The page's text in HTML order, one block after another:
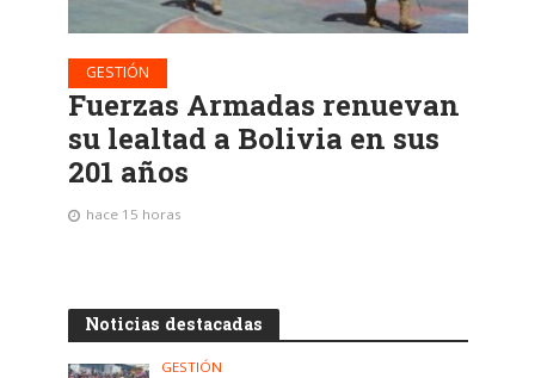
GESTIÓN
Fuerzas Armadas renuevan
su lealtad a Bolivia en sus
201 años
hace 15 horas
Noticias destacadas
GESTIÓN